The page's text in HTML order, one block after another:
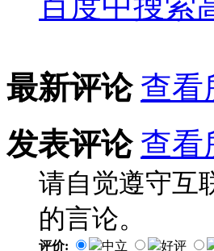
最新评论 查看
发表评论 查看
请自觉遵守互
的言论。
评价: 中立 好评